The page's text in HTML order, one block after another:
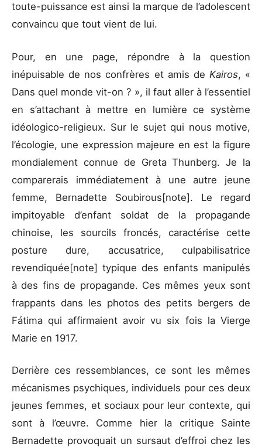
toute-puissance est ainsi la marque de l’adolescent
convaincu que tout vient de lui.
Pour, en une page, répondre à la question
inépuisable de nos confrères et amis de Kairos, «
Dans quel monde vit-on ? », il faut aller à l’essentiel
en s’attachant à mettre en lumière ce système
idéologico-religieux. Sur le sujet qui nous motive,
l’écologie, une expression majeure en est la figure
mondialement connue de Greta Thunberg. Je la
comparerais immédiatement à une autre jeune
femme, Bernadette Soubirous[note]. Le regard
impitoyable d’enfant soldat de la propagande
chinoise, les sourcils froncés, caractérise cette
posture dure, accusatrice, culpabilisatrice
revendiquée[note] typique des enfants manipulés
à des fins de propagande. Ces mêmes yeux sont
frappants dans les photos des petits bergers de
Fátima qui affirmaient avoir vu six fois la Vierge
Marie en 1917.
Derrière ces ressemblances, ce sont les mêmes
mécanismes psychiques, individuels pour ces deux
jeunes femmes, et sociaux pour leur contexte, qui
sont à l’œuvre. Comme hier la critique Sainte
Bernadette provoquait un sursaut d’effroi chez les